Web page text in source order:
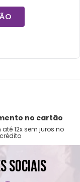
no cartão
até 12x sem juros no
SOCIAIS